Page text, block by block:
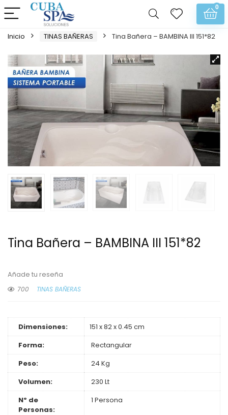
0
Inicio TINAS BAÑERAS Tina Bañera – BAMBINA III 151*82
Tina Bañera – BAMBINA III 151*82
Añade tu reseña
700
TINAS BAÑERAS
Dimensiones:
151 x 82 x 0.45 cm
Forma:
Rectangular
Peso:
24 Kg
Volumen:
230 Lt
Nº de
Personas:
1 Persona